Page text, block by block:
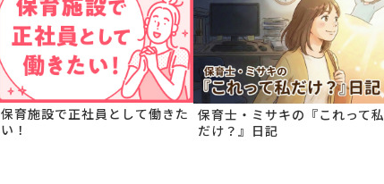
保育施設で正社員として働きた
い！
保育士・ミサキの『これって私
だけ？』日記